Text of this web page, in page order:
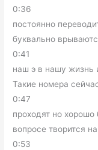
0:36
постоянно
буквально
0:41
наш э в нашу жизнь
Такие номера
0:47
проходят но
вопросе творится
0:53